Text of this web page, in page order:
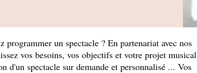
programmer un spectacle ? En partenariat avec nos
vos besoins, vos objectifs et votre projet musical
d'un spectacle sur demande et personnalisé ... Vos